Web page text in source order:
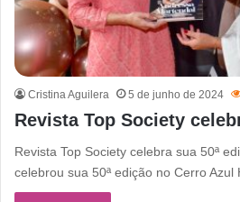
Cristina Aguilera 5 de junho de 2024
Revista Top Society
Revista Top Society celebra sua 50ª
celebrou sua 50ª edição no Cerro Azul